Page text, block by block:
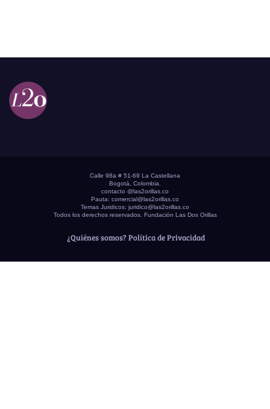
Calle 98a # 51-69 La Castellana
Bogotá, Colombia.
contacto @las2orillas.co
Pauta: comercial@las2orillas.co
Temas Juridicos: juridico@las2orillas.co
Todos los derechos reservados. Fundación Las Dos Orillas
¿Quiénes somos? Política de Privacidad